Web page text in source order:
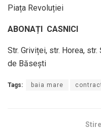
Piața Revoluției
ABONAȚI CASNICI
Str. Griviței, str. Horea,
de Băsești
Tags: baia mare